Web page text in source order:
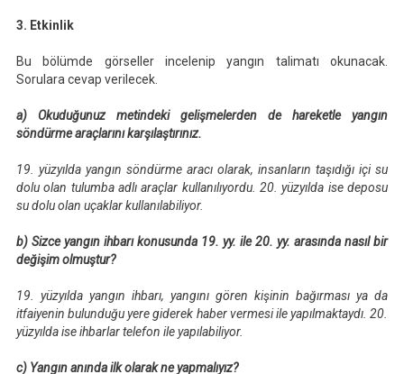
3. Etkinlik
Bu bölümde görseller incelenip yangın talimatı okunacak.
Sorulara cevap verilecek.
a) Okuduğunuz metindeki gelişmelerden de hareketle yangın
söndürme araçlarını karşılaştırınız.
19. yüzyılda yangın söndürme aracı olarak, insanların taşıdığı içi su
dolu olan tulumba adlı araçlar kullanılıyordu. 20. yüzyılda ise deposu
su dolu olan uçaklar kullanılabiliyor.
b) Sizce yangın ihbarı konusunda 19. yy. ile 20. yy. arasında nasıl bir
değişim olmuştur?
19. yüzyılda yangın ihbarı, yangını gören kişinin bağırması ya da
itfaiyenin bulunduğu yere giderek haber vermesi ile yapılmaktaydı. 20.
yüzyılda ise ihbarlar telefon ile yapılabiliyor.
c) Yangın anında ilk olarak ne yapmalıyız?